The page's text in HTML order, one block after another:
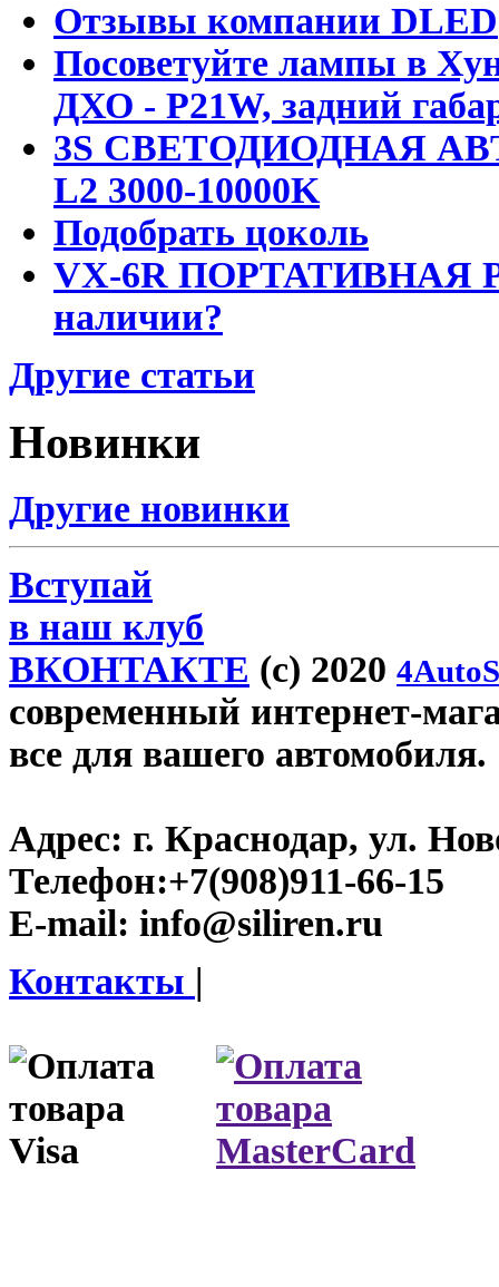
Отзывы компании DLED
Посоветуйте лампы в
ДХО - P21W, задний
3S СВЕТОДИОДНАЯ
L2 3000-10000K
Подобрать цоколь
VX-6R ПОРТАТИВНАЯ
наличии?
Другие статьи
Новинки
Другие новинки
Вступай
в наш клуб
ВКОНТАКТЕ (c) 2020
современный интернет-
все для вашего автомобиля.
Адрес: г. Краснодар, ул.
Телефон:+7(908)911-66-15
E-mail: info@siliren.ru
Контакты |